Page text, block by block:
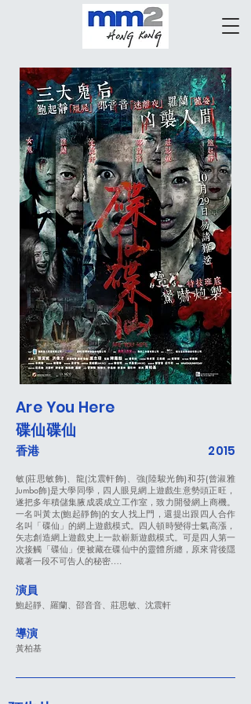
Are You Here
碟仙碟仙
2015
香港
敏(莊思敏飾)、龍(沈震軒飾)、強(陸駿光飾)和芬(曾淑雅
Jumbo飾)是大學同學，四人眼見網上遊戲生意勢頭正旺，
遂把多年積儲集腋成裘成立工作室，致力開發網上商機。
一名叫黃太(鮑起靜飾)的女人找上門，還提出跟四人合作
名叫「碟仙」的網上遊戲模式。四人頓時變得士氣高漲，
矢志創造網上遊戲史上一款嶄新遊戲模式。可是四人第一
次接觸「碟仙」便被藏在碟仙中的靈體所纏，原來背後隱
藏著一段不可告人的秘密….
演員
鮑起靜、羅蘭、邵音音、莊思敏、沈震軒
導演
黃柏基